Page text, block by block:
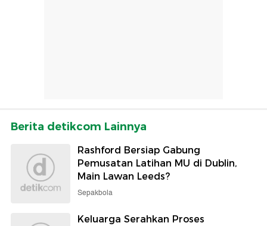
Berita detikcom Lainnya
Rashford Bersiap Gabung
Pemusatan Latihan MU di Dublin,
Main Lawan Leeds?
Sepakbola
Keluarga Serahkan Proses